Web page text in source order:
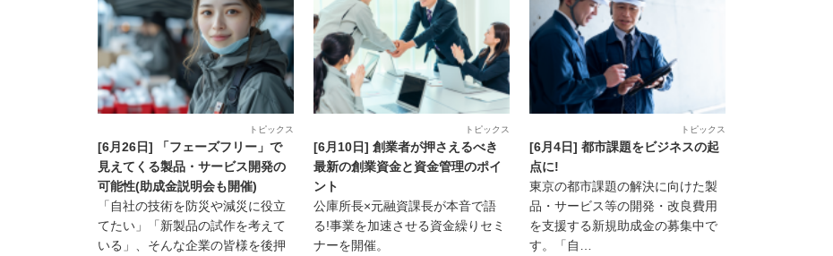
トピックス
[6月26日] 「フェーズフリー」で
見えてくる製品・サービス開発の
可能性(助成金説明会も開催)
「自社の技術を防災や減災に役立
てたい」「新製品の試作を考えて
いる」、そんな企業の皆様を後押
トピックス
[6月10日] 創業者が押さえるべき
最新の創業資金と資金管理のポイ
ント
公庫所長×元融資課長が本音で語
る!事業を加速させる資金繰りセミ
ナーを開催。
トピックス
[6月4日] 都市課題をビジネスの起
点に!
東京の都市課題の解決に向けた製
品・サービス等の開発・改良費用
を支援する新規助成金の募集中で
す。「自…